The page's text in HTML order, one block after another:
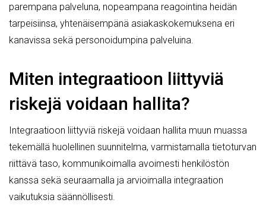
parempana palveluna, nopeampana reagointina heidän
tarpeisiinsa, yhtenäisempänä asiakaskokemuksena eri
kanavissa sekä personoidumpina palveluina.
Miten integraatioon liittyviä
riskejä voidaan hallita?
Integraatioon liittyviä riskejä voidaan hallita muun muassa
tekemällä huolellinen suunnitelma, varmistamalla tietoturvan
riittävä taso, kommunikoimalla avoimesti henkilöstön
kanssa sekä seuraamalla ja arvioimalla integraation
vaikutuksia säännöllisesti.